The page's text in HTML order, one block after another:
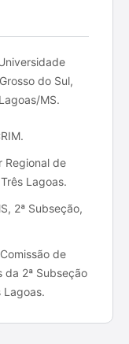
do Sul,
MS.
Regional de
Lagoas.
2ª Subseção,
de
da 2ª Subseção
Lagoas.